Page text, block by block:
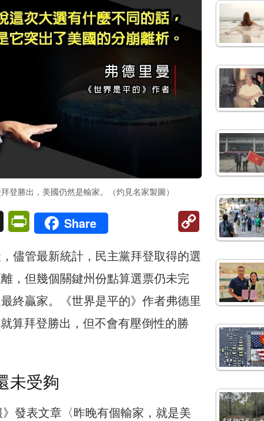
登勝出，美國仍然是輸家。（灼見名家製圖）
X PrintFriendly
Share
Copy
儘管最新統計，民主黨拜登取得的選
，但幾個關鍵州份點算選票仍未完
終贏家。《世界是平的》作者弗德里
算拜登勝出，但不會有壓倒性的勝
未受夠
發表文章〈昨晚有個輸家，就是美